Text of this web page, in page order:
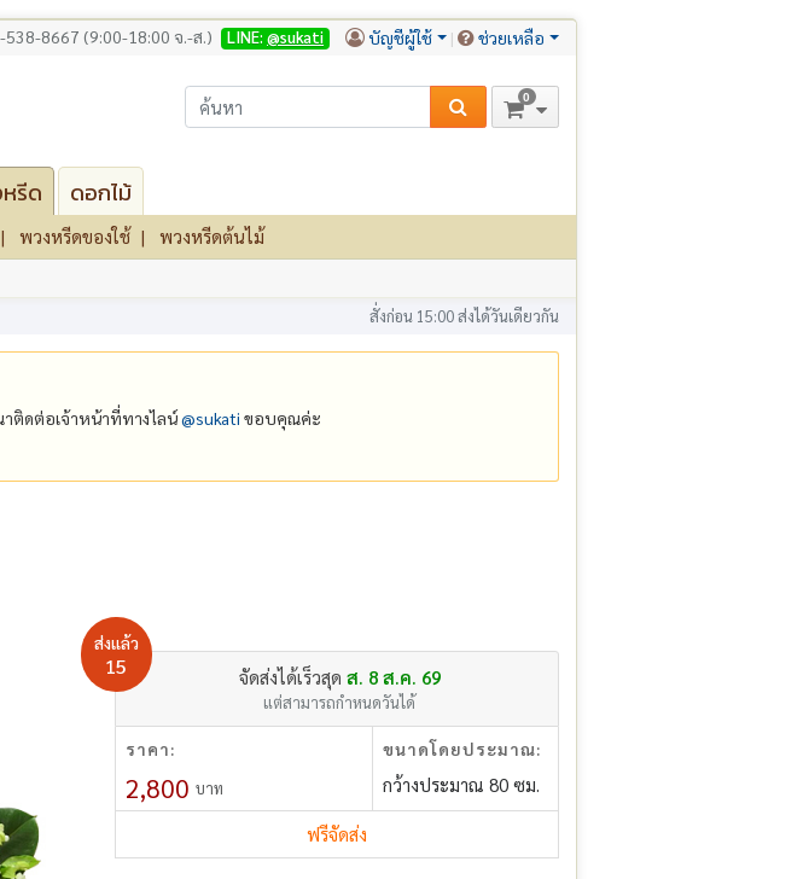
538-8667 (9:00-18:00 จ.-ส.) LINE:@sukati บัญชีผู้ใช้ ช่วยเหลือ
0
รีด ดอกไม้
พวงหรีดของใช้ พวงหรีดต้นไม้
สั่งก่อน 15:00 ส่งได้วันเดียวกัน
าติดต่อเจ้าหน้าที่ทางไลน์@‌sukati ขอบคุณค่ะ
ส่งแล้ว
15 จัดส่งได้เร็วสุด ส. 8 ส.ค. 69
แต่สามารถกำหนดวันได้
ราคา:
2,800 บาท
ขนาดโดยประมาณ:
กว้างประมาณ 80 ซม.
ฟรีจัดส่ง